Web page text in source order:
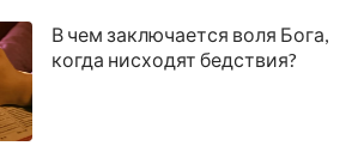
В чем заключается воля Бога,
когда нисходят бедствия?